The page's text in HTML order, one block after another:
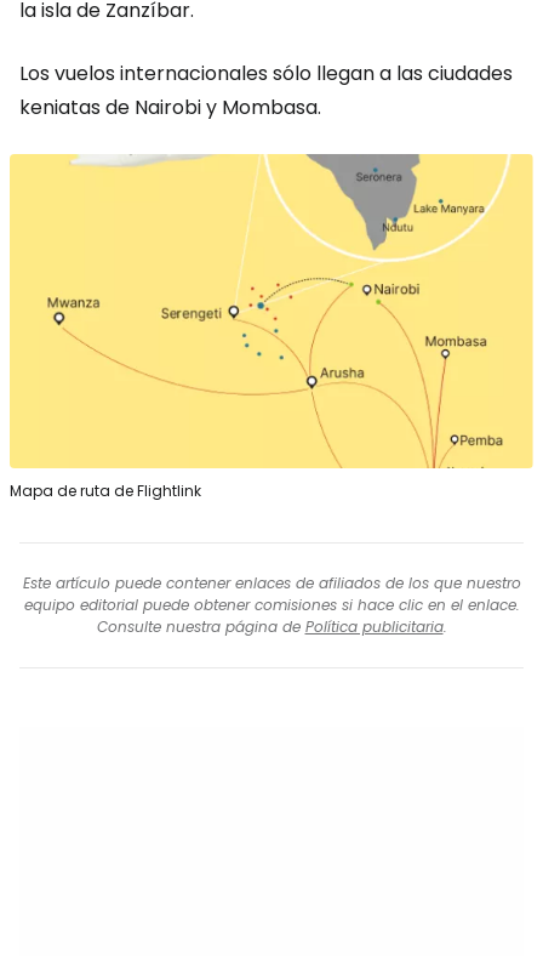
la isla de Zanzíbar.
Los vuelos internacionales sólo llegan a las ciudades
keniatas de Nairobi y Mombasa.
Mapa de ruta de Flightlink
Este artículo puede contener enlaces de afiliados de los que nuestro
equipo editorial puede obtener comisiones si hace clic en el enlace.
Consulte nuestra página de Política publicitaria.